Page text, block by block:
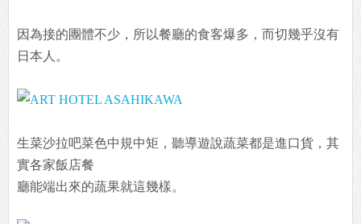
因為接的團體不少，所以餐廳的食客爆多，而切幾乎沒有
日本人。
生菜沙拉吧菜色中規中矩，聽導遊說蔬菜都是進口貨，其
實各家飯店餐
廳能端出來的蔬果就這幾樣。